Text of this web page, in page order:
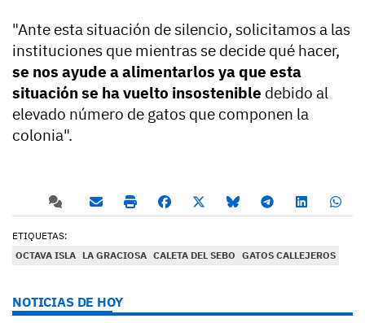
"Ante esta situación de silencio, solicitamos a las
instituciones que mientras se decide qué hacer,
se nos ayude a alimentarlos ya que esta
situación se ha vuelto insostenible debido al
elevado número de gatos que componen la
colonia".
ETIQUETAS:
OCTAVA ISLA LA GRACIOSA CALETA DEL SEBO GATOS CALLEJEROS
NOTICIAS DE HOY